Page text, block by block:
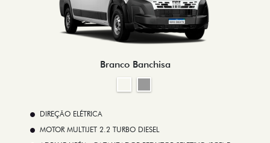
Branco Banchisa
DIREÇÃO ELÉTRICA
MOTOR MULTIJET 2.2 TURBO DIESEL